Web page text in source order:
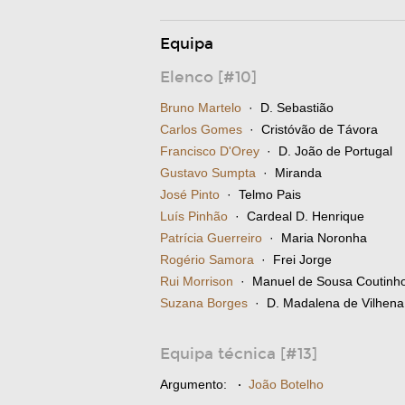
Equipa
Elenco [#10]
Bruno Martelo · D. Sebastião
Carlos Gomes · Cristóvão de Távora
Francisco D'Orey · D. João de Portugal
Gustavo Sumpta · Miranda
José Pinto · Telmo Pais
Luís Pinhão · Cardeal D. Henrique
Patrícia Guerreiro · Maria Noronha
Rogério Samora · Frei Jorge
Rui Morrison · Manuel de Sousa
Suzana Borges · D. Madalena de Vilhena
Equipa técnica [#13]
Argumento: · João Botelho